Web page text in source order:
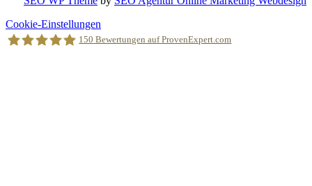
Nach
oben
scrollen
Cookie-Einstellungen
150 Bewertungen auf ProvenExpert.com